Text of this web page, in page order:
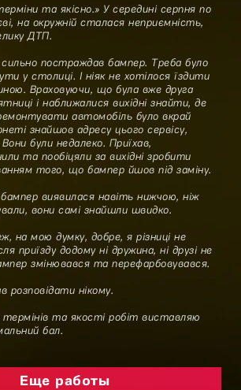
та якісно.» У середині серпня по
на окружній сталася неприємність,
ДТП.
сильно постраждав бампер. Треба було
у столиці. І ніяк не хотілося їздити
Враховуючи, що була вже друга
і наближалися вихідні знайти, де
автомобіль було вкрай
знайшов адресу цього сервісу,
були недалеко. Приїхав,
та пообіцяли за вихідні зробити
того, що бампер йшов під заміну.
виявилася навіть нижчою, ніж
вони самі знайшли швидко.
на мою думку, добре, я різниці не
приїзду додому ні дружина, ні друзі не
змінювався та перефарбовувався.
розповідати нікому.
та якості робіт виставляю
бал.
Еще работы